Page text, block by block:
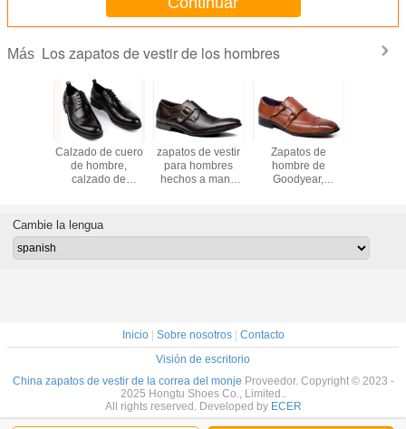
Más Los zapatos de vestir de los hombres
bajos
Welted
Calzado de cuero
de hombre,
calzado de
zapatos de vestir
para hombres
hechos a mano
Zapatos de
hombre de
Goodyear,
Cambie la lengua
Inicio| Sobre nosotros| Contacto
Visión de escritorio
China zapatos de vestir de la correa del monje Proveedor. Copyright © 2023 -
2025 Hongtu Shoes Co., Limited..
All rights reserved. Developed by ECER